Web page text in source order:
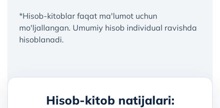
*Hisob-kitoblar faqat ma'lumot uchun
mo'ljallangan. Umumiy hisob individual ravishda
hisoblanadi.
Hisob-kitob natijalari: